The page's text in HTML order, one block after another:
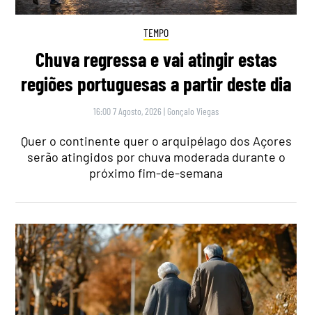
TEMPO
Chuva regressa e vai atingir estas
regiões portuguesas a partir deste dia
16:00 7 Agosto, 2026 | Gonçalo Viegas
Quer o continente quer o arquipélago dos Açores
serão atingidos por chuva moderada durante o
próximo fim-de-semana